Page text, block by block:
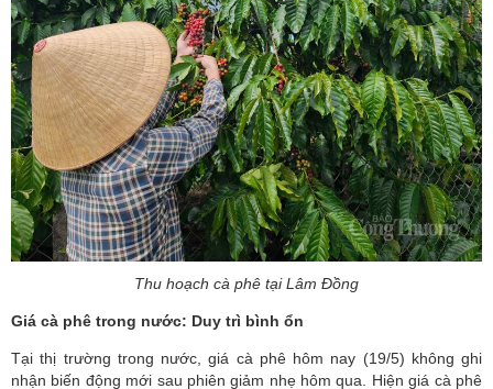
Thu hoạch cà phê tại Lâm Đồng
Giá cà phê trong nước: Duy trì bình ổn
Tại thị trường trong nước, giá cà phê hôm nay (19/5) không ghi
nhận biến động mới sau phiên giảm nhẹ hôm qua. Hiện giá cà phê